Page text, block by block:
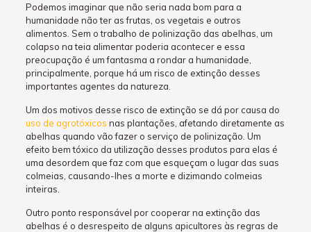
Podemos imaginar que não seria nada bom para a
humanidade não ter as frutas, os vegetais e outros
alimentos. Sem o trabalho de polinização das abelhas, um
colapso na teia alimentar poderia acontecer e essa
preocupação é um fantasma a rondar a humanidade,
principalmente, porque há um risco de extinção desses
importantes agentes da natureza.
Um dos motivos desse risco de extinção se dá por causa do
uso de agrotóxicos nas plantações, afetando diretamente as
abelhas quando vão fazer o serviço de polinização. Um
efeito bem tóxico da utilização desses produtos para elas é
uma desordem que faz com que esqueçam o lugar das suas
colmeias, causando-lhes a morte e dizimando colmeias
inteiras.
Outro ponto responsável por cooperar na extinção das
abelhas é o desrespeito de alguns apicultores às regras de